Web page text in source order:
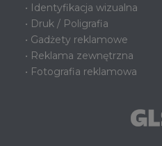
• Identyfikacja wizualna
• Druk / Poligrafia
• Gadżety reklamowe
• Reklama zewnętrzna
• Fotografia reklamowa